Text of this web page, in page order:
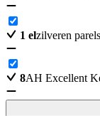
1 elzilveren parels
8AH Excellent